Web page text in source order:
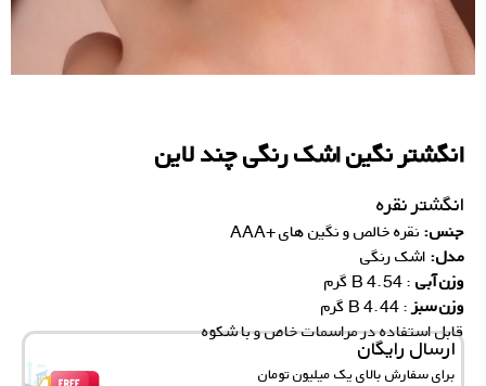
انگشتر نگین اشک رنگی چند لاین
انگشتر نقره
جنس: نقره خالص و نگین های +AAA
مدل: اشک رنگی
وزنآبی : 4.54 B گرم
وزنسبز: 4.44 B گرم
قابل استفاده در مراسمات خاص و با شکوه
ارسال رایگان
برای سفارش‌ بالای یک میلیون تومان